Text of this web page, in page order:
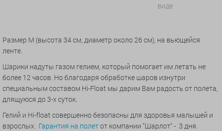
виде
Размер M (высота 34 см, диаметр около 26 см), на вьющейся
ленте.
Шарики надуты газом гелием, который помогает им летать не
более 12 часов. Но благодаря обработке шаров изнутри
специальным составом Hi-Float мы дарим Вам радость от полета,
длящуюся до 3-х суток.
Гелий и Hi-float совершенно безопасны для здоровья малышей и
взрослых. Гарантия на полетот компании "Шарлот" - 3 дня.